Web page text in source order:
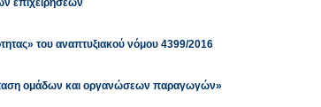
επιχειρήσεων
του αναπτυξιακού νόμου 4399/2016
ομάδων και οργανώσεων παραγωγών»